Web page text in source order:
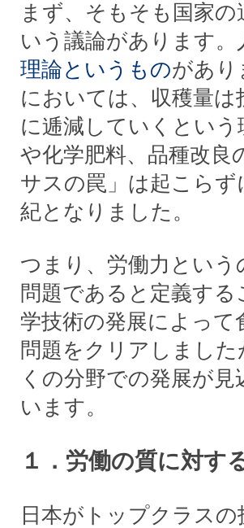
まず、そもそも国家
いう議論があります
理論というものがあり
においては、収穫量
に逓減していくとい
や化学肥料、品種改良
サスの罠」は起こらず
紀となりました。
つまり、労働力とい
問題であると定義す
学技術の発展によっ
問題をクリアしまし
くの分野での発展が
います。
１．労働の質に対す
日本がトップクラス